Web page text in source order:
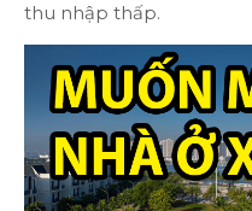
thu nhập thấp.